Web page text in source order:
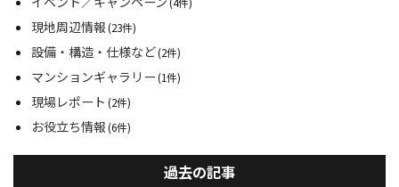
現地周辺情報(23件)
設備・構造・仕様など(2件)
マンションギャラリー(1件)
現場レポート (2件)
お役立ち情報(6件)
過去の記事